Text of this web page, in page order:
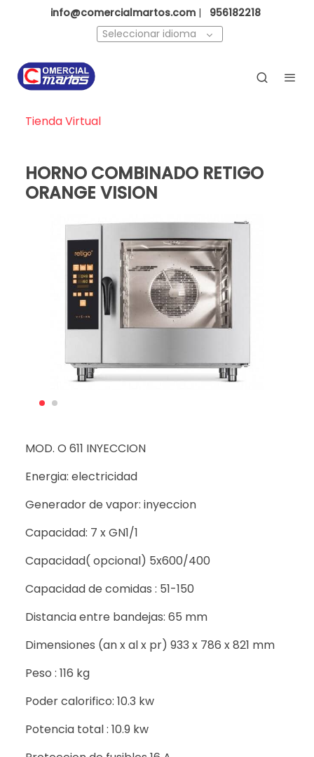
info@comercialmartos.com |
956182218
Seleccionar idioma
Tienda Virtual
HORNO COMBINADO RETIGO
ORANGE VISION
MOD. O 611 INYECCION
Energia: electricidad
Generador de vapor: inyeccion
Capacidad: 7 x GN1/1
Capacidad( opcional) 5x600/400
Capacidad de comidas : 51-150
Distancia entre bandejas: 65 mm
Dimensiones (an x al x pr) 933 x 786 x 821 mm
Peso : 116 kg
Poder calorifico: 10.3 kw
Potencia total : 10.9 kw